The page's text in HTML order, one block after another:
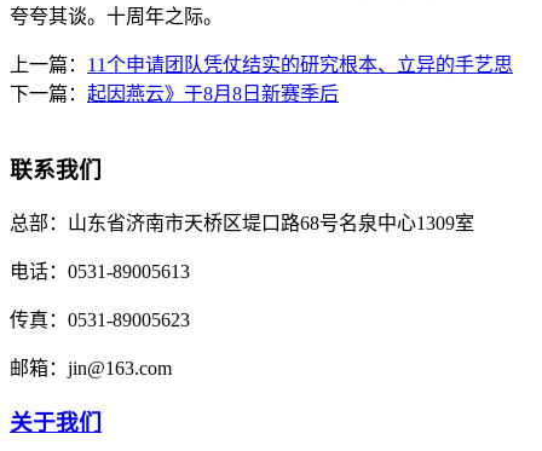
夸夸其谈。十周年之际。
上一篇： 11个申请团队凭仗结实的研究根本、立异的手艺思
下一篇： 起因燕云》于8月8日新赛季后
联系我们
总部： 山东省济南市天桥区堤口路68号名泉中心1309室
电话： 0531-89005613
传真： 0531-89005623
邮箱： jin@163.com
关于我们